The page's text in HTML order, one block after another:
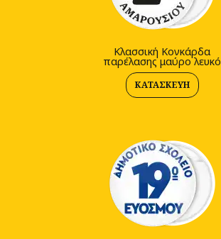
Kλασσική Κονκάρδα
παρέλασης μαύρο λευκό
ΚΑΤΑΣΚΕΥΉ